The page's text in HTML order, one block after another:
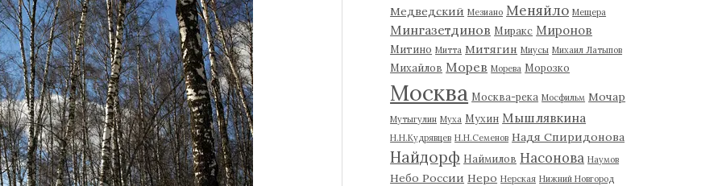
Медведский Мезиано Меняйло Мещера
Мингазетдинов Миракс Миронов
Митино Митта Митягин Миусы Михаил Латыпов
Михайлов Морев Морева Морозко
Москва Москва-река Мосфильм Мочар
Мутыгулин Муха Мухин Мышлявкина
Н.Н.Кудрявцев Н.Н.Семенов Надя Спиридонова
Найдорф Наймилов Насонова Наумов
Небо России Неро Нерская Нижний Новгород